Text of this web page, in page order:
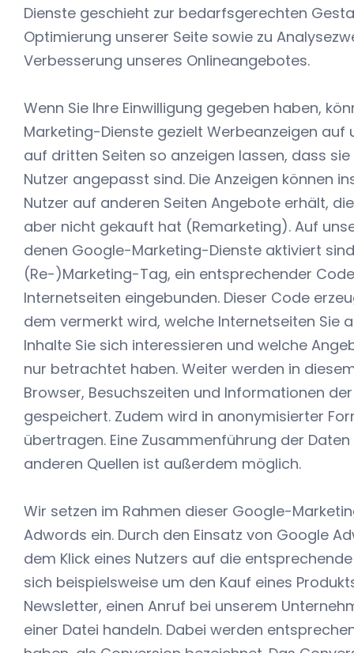
Dienste geschieht zur bedarfsgerechten
Optimierung unserer Seite sowie zu
Verbesserung unseres Onlineangebotes.
Wenn Sie Ihre Einwilligung gegeben haben,
Marketing-Dienste gezielt Werbeanzeigen auf
auf dritten Seiten so anzeigen lassen, dass
Nutzer angepasst sind. Die Anzeigen können
Nutzer auf anderen Seiten Angebote erhält,
aber nicht gekauft hat (Remarketing). Auf
denen Google-Marketing-Dienste aktiviert
(Re-)Marketing-Tag, ein entsprechender
Internetseiten eingebunden. Dieser Code
dem vermerkt wird, welche Internetseiten Sie
Inhalte Sie sich interessieren und welche
nur betrachtet haben. Weiter werden in
Browser, Besuchszeiten und Informationen
gespeichert. Zudem wird in anonymisierter
übertragen. Eine Zusammenführung der
anderen Quellen ist außerdem möglich.
Wir setzen im Rahmen dieser Google-
Adwords ein. Durch den Einsatz von Google
dem Klick eines Nutzers auf die
sich beispielsweise um den Kauf eines
Newsletter, einen Anruf bei unserem
einer Datei handeln. Dabei werden